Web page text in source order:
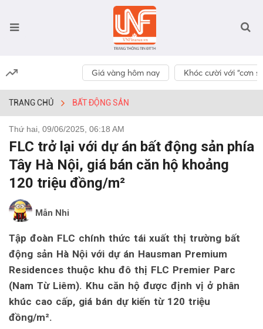
Giá vàng hôm nay Khóc cười với “cơn
TRANG CHỦ BẤT ĐỘNG SẢN
Thứ hai, 09/06/2025, 06:18 AM
FLC trở lại với dự án bất động sản phía
Tây Hà Nội, giá bán căn hộ khoảng
120 triệu đồng/m²
Mẫn Nhi
Tập đoàn FLC chính thức tái xuất thị trường bất
động sản Hà Nội với dự án Hausman Premium
Residences thuộc khu đô thị FLC Premier Parc
(Nam Từ Liêm). Khu căn hộ được định vị ở phân
khúc cao cấp, giá bán dự kiến từ 120 triệu
đồng/m².